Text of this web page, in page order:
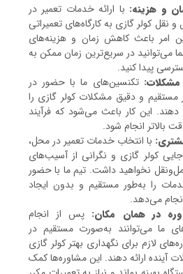
و هزینه: با ارائه خدمات تعمیر در
نقل کولر گازی به کارگاه‌های تعمیراتی
امر باعث کاهش زمان و هزینه‌های
می‌توانید در سریع‌ترین زمان ممکن به
پیدا کنید.
تکنسین‌های ما با حضور در
مستقیم و دقیق مشکلات کولر گازی را
این کار باعث می‌شود که فرآیند
بالاتر انجام شود.
با انتخاب خدمات تعمیر در محل،
کولر گازی و نگرانی از آسیب‌های
نخواهید داشت. تیم ما با حضور
را به‌طور مستقیم و بدون ایجاد
می‌دهد.
در همان مکان: پس از انجام
ما می‌توانند به‌صورت مستقیم در
لازم برای نگهداری بهتر کولر گازی
آینده ارائه دهند. این مشاوره‌ها کمک